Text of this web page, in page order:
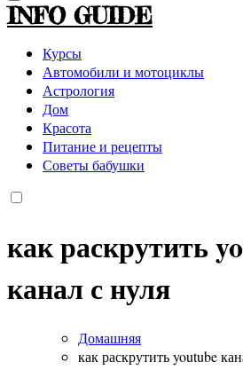
INFO GUIDE
Курсы
Автомобили и мотоциклы
Астрология
Дом
Красота
Питание и рецепты
Советы бабушки
как раскрутить
канал с нуля
Домашняя
как раскрутить youtube